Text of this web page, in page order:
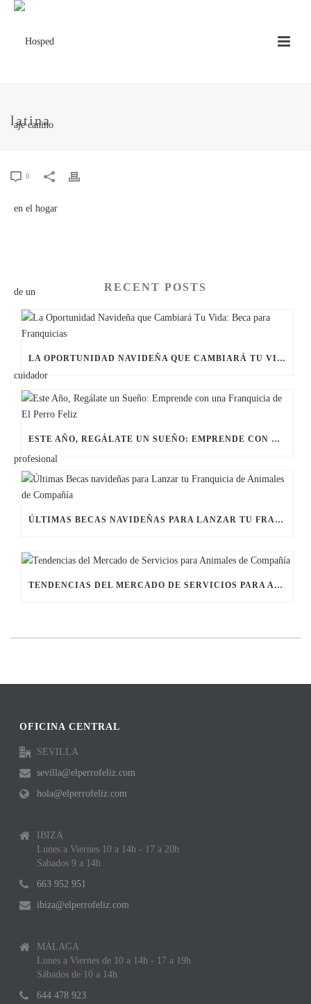
latina
0
RECENT POSTS
LA OPORTUNIDAD NAVIDEÑA QUE CAMBIARÁ TU VIDA: BECA PARA FRANQUICIAS
ESTE AÑO, REGÁLATE UN SUEÑO: EMPRENDE CON UNA FRANQUICIA DE EL PERRO FELIZ
ÚLTIMAS BECAS NAVIDEÑAS PARA LANZAR TU FRANQUICIA DE ANIMALES DE COMPAÑÍA
TENDENCIAS DEL MERCADO DE SERVICIOS PARA ANIMALES DE COMPAÑÍA
OFICINA CENTRAL
SEVILLA
sevilla@elperrofeliz.com
hola@elperrofeliz.com
IBIZA
Lunes a Viernes 10 a 14h - 17 a 20h
Sabados 9 a 14h
663 952 951
ibiza@elperrofeliz.com
MÁLAGA
Lunes a Viernes de 10 a 14h - 17 a 19h
Sábados de 10 a 14h
644 478 923